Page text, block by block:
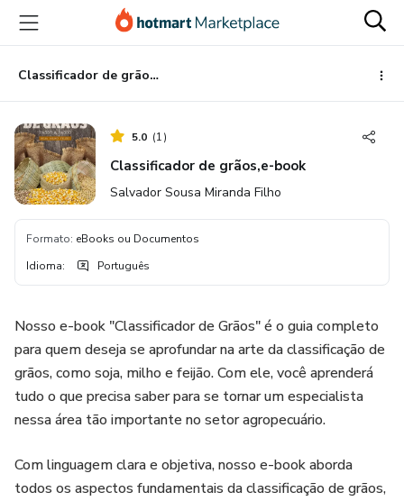
para
conteúdo
principal
para
pagamento
para
rodapé
Classificador de grãos,e-book
5.0 (1)
Classificador de grãos,e-book
Salvador Sousa Miranda Filho
Formato: eBooks ou Documentos
Idioma: Português
Nosso e-book "Classificador de Grãos" é o guia completo
para quem deseja se aprofundar na arte da classificação de
grãos, como soja, milho e feijão. Com ele, você aprenderá
tudo o que precisa saber para se tornar um especialista
nessa área tão importante no setor agropecuário.
Com linguagem clara e objetiva, nosso e-book aborda
todos os aspectos fundamentais da classificação de grãos,